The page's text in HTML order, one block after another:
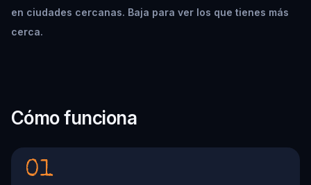
en ciudades cercanas. Baja para ver los que tienes más
cerca.
Cómo funciona
01